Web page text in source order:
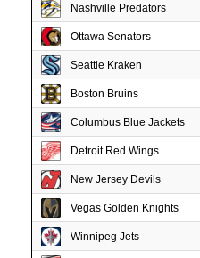
Nashville Predators
Ottawa Senators
Seattle Kraken
Boston Bruins
Columbus Blue Jackets
Detroit Red Wings
New Jersey Devils
Vegas Golden Knights
Winnipeg Jets